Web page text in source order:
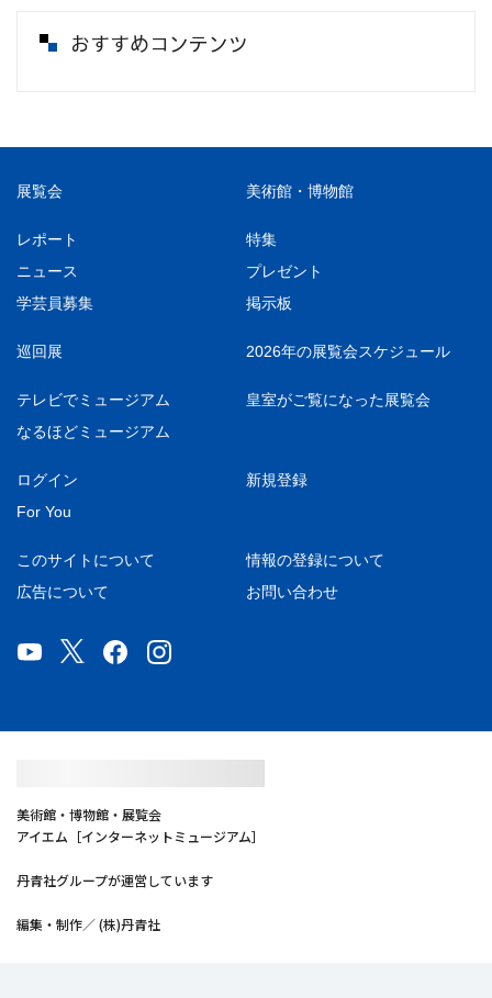
おすすめコンテンツ
展覧会 美術館・博物館
レポート
特集
ニュース
プレゼント
学芸員募集
掲示板
巡回展 2026年の展覧会スケジュール
テレビでミュージアム
皇室がご覧になった展覧会
なるほどミュージアム
ログイン
新規登録
For You
このサイトについて
情報の登録について
広告について
お問い合わせ
美術館・博物館・展覧会
アイエム［インターネットミュージアム］
丹青社グループが運営しています
編集・制作／ (株)丹青社